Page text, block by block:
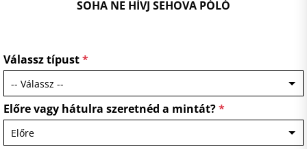
SOHA NE HÍVJ SEHOVA PÓLÓ
Válassz típust*
Előre vagy hátulra szeretnéd a mintát?*